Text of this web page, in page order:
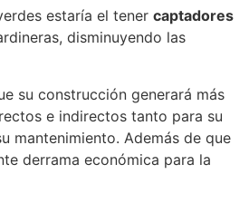
estaría el tener captadores
disminuyendo las
su construcción generará más
e indirectos tanto para su
mantenimiento. Además de que
derrama económica para la